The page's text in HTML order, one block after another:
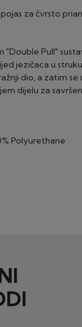
za čvrsto
"Double Pull"
jezičaca u
dio, a zatim se
dijelu za
Polyurethane